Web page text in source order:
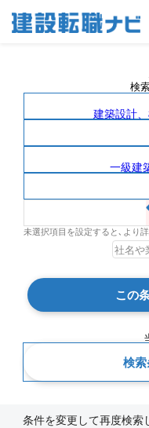
検
建築設計
一級建
未選択項目を設定すると､より
この
検
熊本県/社名非
現在の検索条件
条件を変更して再度検索